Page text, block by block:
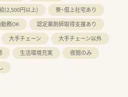
(2,500円以上)
寮・借上社宅あり
務OK
認定薬剤師取得支援あり
大手チェーン
大手チェーン以外
生活環境充実
夜間のみ